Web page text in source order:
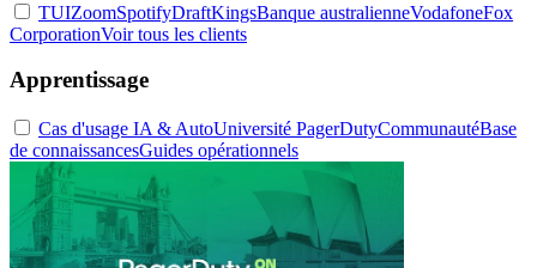
TUIZoomSpotifyDraftKingsBanque australienneVodafoneFox
CorporationVoir tous les clients
Apprentissage
Cas d'usage IA & AutoUniversité PagerDutyCommunautéBase
de connaissancesGuides opérationnels